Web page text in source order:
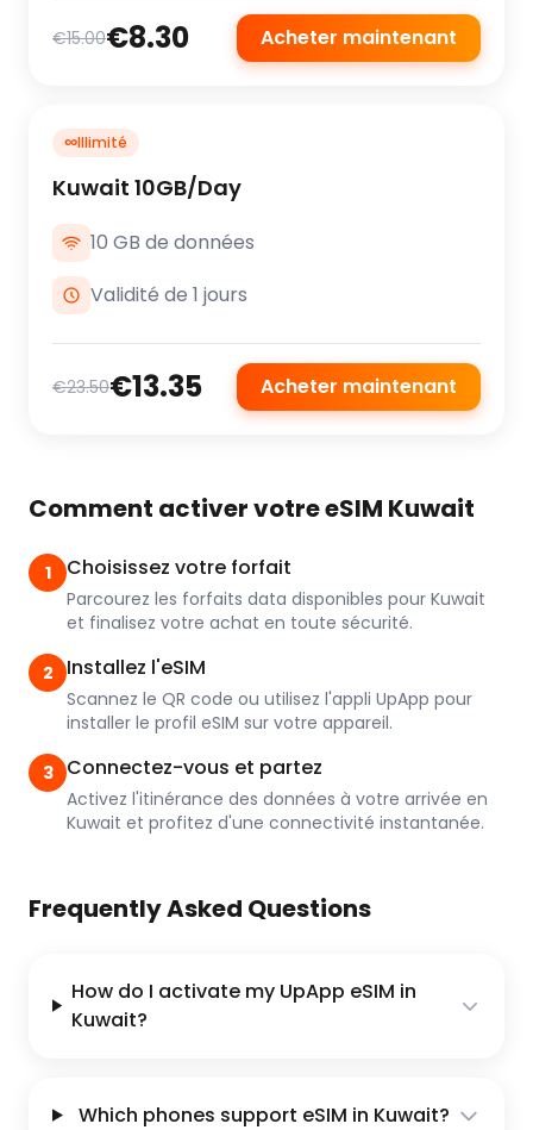
€15.00€8.30 Acheter maintenant
∞Illimité
Kuwait 10GB/Day
10 GB de données
Validité de 1 jours
€23.50€13.35 Acheter maintenant
Comment activer votre eSIM Kuwait
1 Choisissez votre forfait
Parcourez les forfaits data disponibles pour Kuwait
et finalisez votre achat en toute sécurité.
2 Installez l'eSIM
Scannez le QR code ou utilisez l'appli UpApp pour
installer le profil eSIM sur votre appareil.
3 Connectez-vous et partez
Activez l'itinérance des données à votre arrivée en
Kuwait et profitez d'une connectivité instantanée.
Frequently Asked Questions
How do I activate my UpApp eSIM in
Kuwait?
Which phones support eSIM in Kuwait?